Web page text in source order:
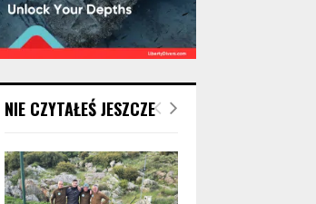
NIE CZYTAŁEŚ JESZCZE